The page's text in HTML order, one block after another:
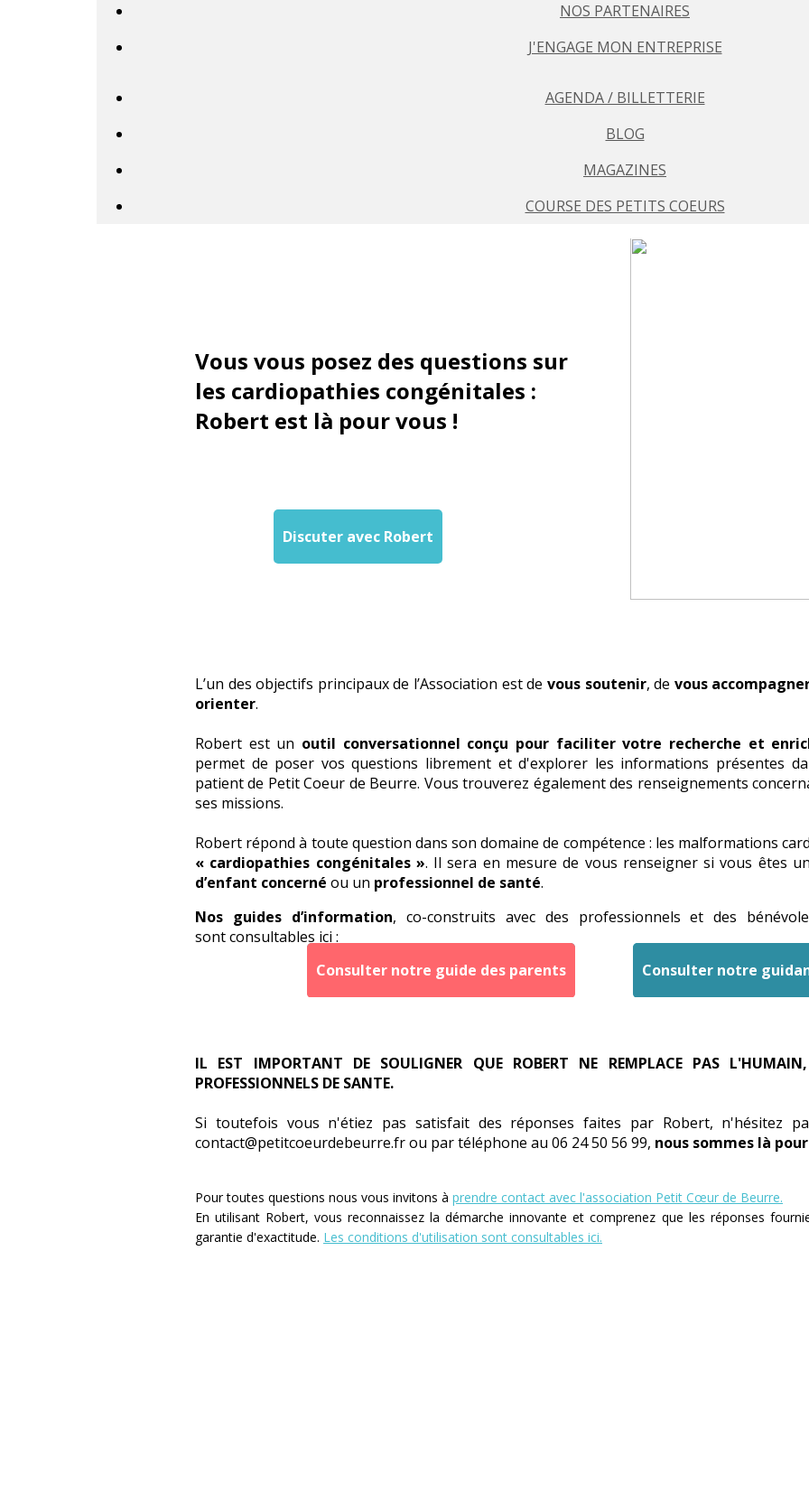
NOS PARTENAIRES
J'ENGAGE MON ENTREPRISE
AGENDA / BILLETTERIE
BLOG
MAGAZINES
COURSE DES PETITS COEURS
Vous vous posez des questions sur
les cardiopathies congénitales :
Robert est là pour vous !
Discuter avec Robert
L’un des objectifs principaux de l’Association est de vous soutenir, de vous
orienter.
Robert est un outil conversationnel conçu pour faciliter votre recherche et
permet de poser vos questions librement et d'explorer les informations présentes
patient de Petit Coeur de Beurre. Vous trouverez également des renseignements
ses missions.
Robert répond à toute question dans son domaine de compétence : les malformations
« cardiopathies congénitales ». Il sera en mesure de vous renseigner si vous êtes
d’enfant concerné ou un professionnel de santé.
Nos guides d’information, co-construits avec des professionnels et des
sont consultables ici :
Consulter notre guide des parents
Consulter notre
IL EST IMPORTANT DE SOULIGNER QUE ROBERT NE REMPLACE PAS
PROFESSIONNELS DE SANTE.
Si toutefois vous n'étiez pas satisfait des réponses faites par Robert, n'hésitez
contact@petitcoeurdebeurre.fr ou par téléphone au 06 24 50 56 99, nous sommes là
Pour toutes questions nous vous invitons à prendre contact avec l'association Petit Cœur de Beurre.
En utilisant Robert, vous reconnaissez la démarche innovante et comprenez que les réponses
garantie d'exactitude. Les conditions d'utilisation sont consultables ici.